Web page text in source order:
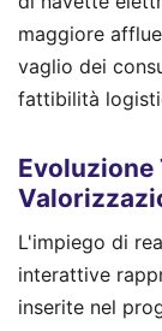
maggiore
vaglio dei
fattibilità
Evoluzione
L'impiego di
interattive
inserite nel